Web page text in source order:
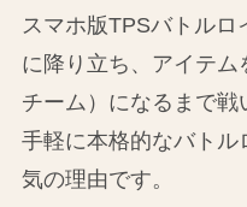
スマホ版TPSバトル
に降り立ち、アイテ
チーム）になるまで
手軽に本格的なバトル
気の理由です。